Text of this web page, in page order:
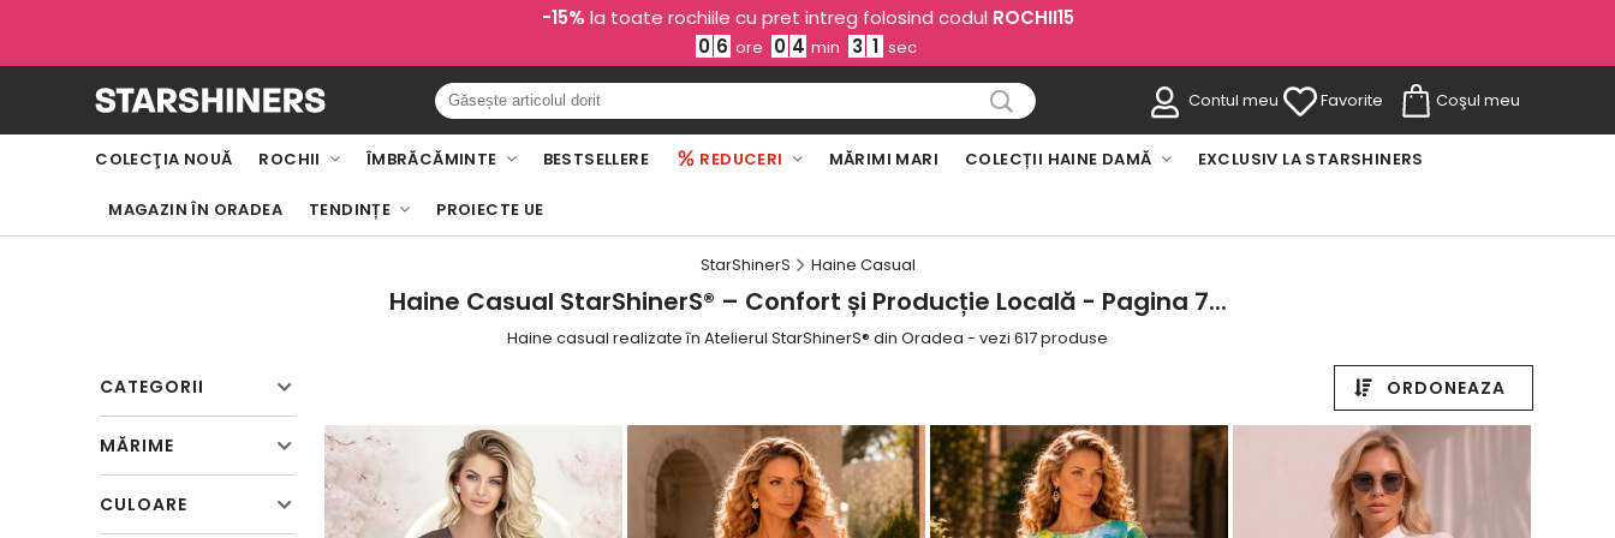
-15% la toate rochiile cu pret intreg folosind codul ROCHII15
0 6 ore 0 4 min 2 8 sec
Contul meu Favorite Coşul meu
COLECŢIA NOUĂ ROCHII ÎMBRĂCĂMINTE BESTSELLERE REDUCERI MĂRIMI MARI COLECȚII HAINE DAMĂ EXCLUSIV LA STARSHINERS
MAGAZIN ÎN ORADEA TENDINȚE PROIECTE UE
StarShinerS Haine Casual
Haine Casual StarShinerS® – Confort și Producție Locală - Pagina 7...
Haine casual realizate în Atelierul StarShinerS® din Oradea - vezi 617 produse
CATEGORII
MĂRIME
CULOARE
ORDONEAZA